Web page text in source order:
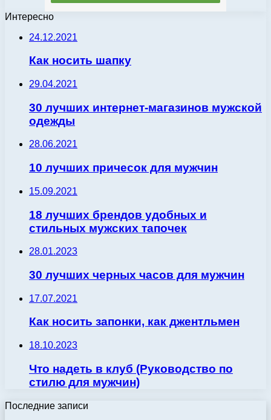
Интересно
24.12.2021
Как носить шапку
29.04.2021
30 лучших интернет-магазинов мужской
одежды
28.06.2021
10 лучших причесок для мужчин
15.09.2021
18 лучших брендов удобных и
стильных мужских тапочек
28.01.2023
30 лучших черных часов для мужчин
17.07.2021
Как носить запонки, как джентльмен
18.10.2023
Что надеть в клуб (Руководство по
стилю для мужчин)
Последние записи